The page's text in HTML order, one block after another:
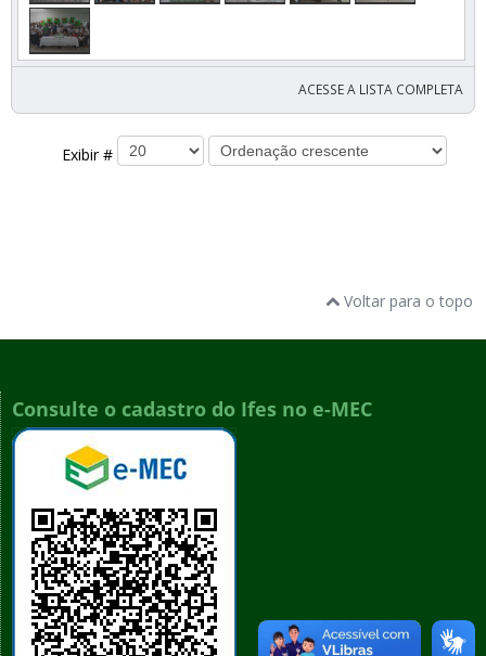
ACESSE A LISTA COMPLETA
Exibir #
Voltar para o topo
Consulte o cadastro do Ifes no e-MEC